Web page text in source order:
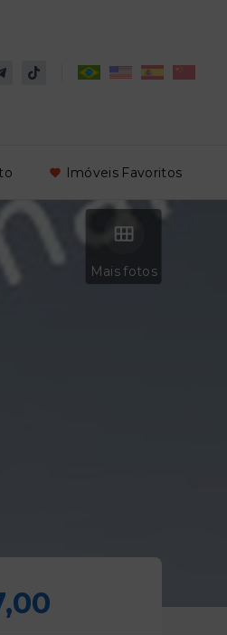
Imóveis Favoritos
Mais fotos